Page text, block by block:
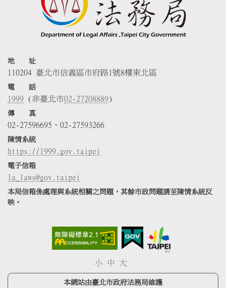
地 址
110204 臺北市信義區市府路1號8樓東北區
電 話
1999 (非臺北市02-27208889)
傳 真
02-27596695、02-27593266
陳情系統
https://1999.gov.taipei
電子信箱
la_laws@gov.taipei
本局信箱係處理與系統相關之問題，其餘市政問題請至陳情系統反
映。
小 中 大
本網站由臺北市政府法務局維護